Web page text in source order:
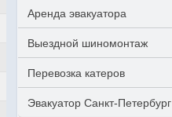
Аренда эвакуатора
Выездной шиномонтаж
Перевозка катеров
Эвакуатор Санкт-Петербург